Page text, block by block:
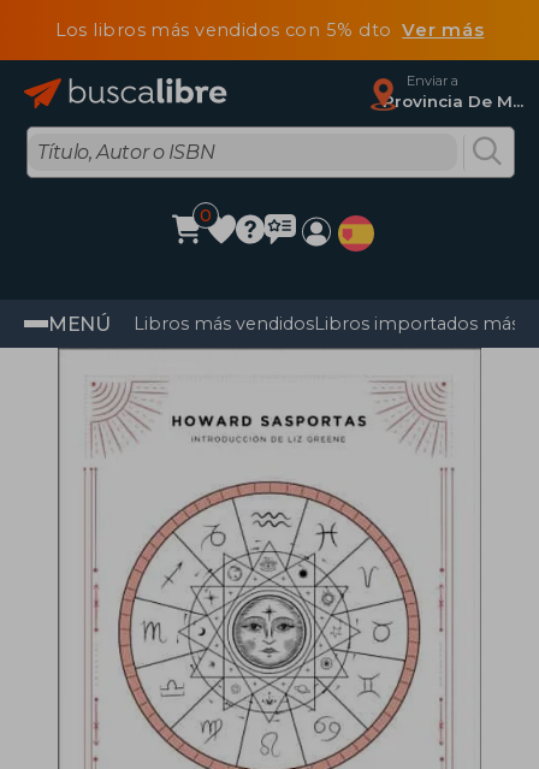
Los libros más vendidos con 5% dtoVer más
Enviar a
Provincia De Madrid
0
MENÚ Libros más vendidosLibros importados más